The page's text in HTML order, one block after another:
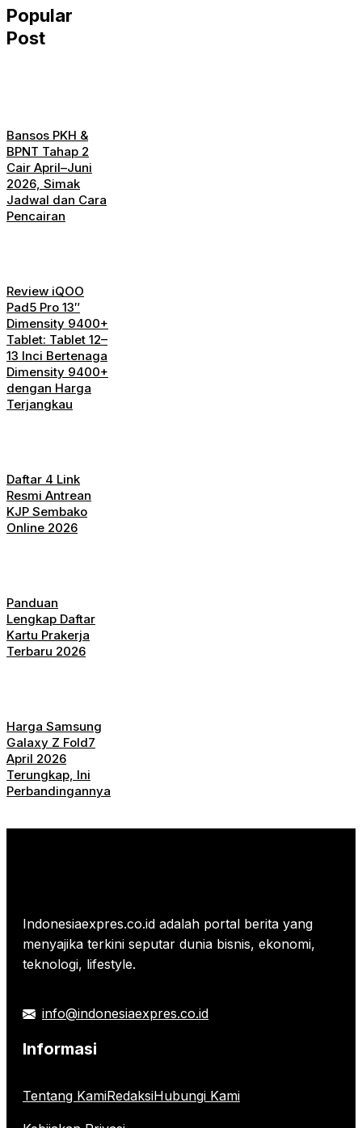
Popular
Post
Bansos PKH &
BPNT Tahap 2
Cair April–Juni
2026, Simak
Jadwal dan Cara
Pencairan
Review iQOO
Pad5 Pro 13″
Dimensity 9400+
Tablet: Tablet 12–
13 Inci Bertenaga
Dimensity 9400+
dengan Harga
Terjangkau
Daftar 4 Link
Resmi Antrean
KJP Sembako
Online 2026
Panduan
Lengkap Daftar
Kartu Prakerja
Terbaru 2026
Harga Samsung
Galaxy Z Fold7
April 2026
Terungkap, Ini
Perbandingannya
Indonesiaexpres.co.id adalah portal berita yang
menyajika terkini seputar dunia bisnis, ekonomi,
teknologi, lifestyle.
info@indonesiaexpres.co.id
Informasi
Tentang KamiRedaksiHubungi Kami